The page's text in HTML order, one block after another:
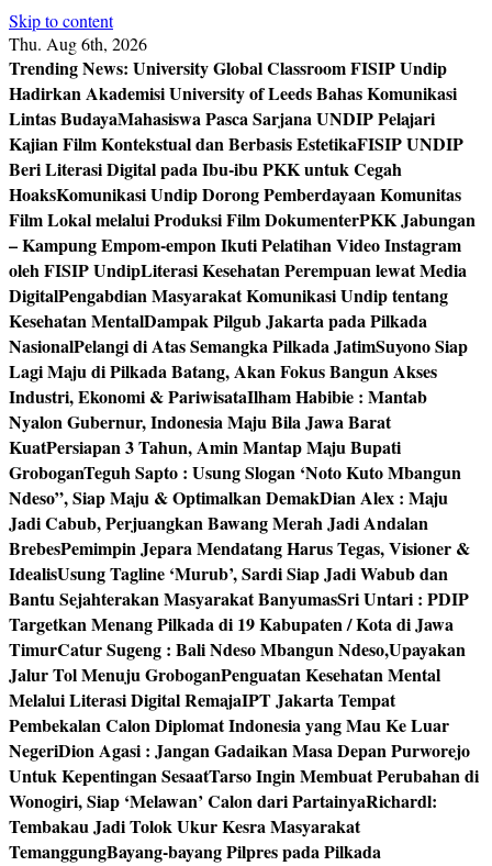
Skip to content
Thu. Aug 6th, 2026
Trending News: University Global Classroom FISIP Undip
Hadirkan Akademisi University of Leeds Bahas Komunikasi
Lintas BudayaMahasiswa Pasca Sarjana UNDIP Pelajari
Kajian Film Kontekstual dan Berbasis EstetikaFISIP UNDIP
Beri Literasi Digital pada Ibu-ibu PKK untuk Cegah
HoaksKomunikasi Undip Dorong Pemberdayaan Komunitas
Film Lokal melalui Produksi Film DokumenterPKK Jabungan
– Kampung Empom-empon Ikuti Pelatihan Video Instagram
oleh FISIP UndipLiterasi Kesehatan Perempuan lewat Media
DigitalPengabdian Masyarakat Komunikasi Undip tentang
Kesehatan MentalDampak Pilgub Jakarta pada Pilkada
NasionalPelangi di Atas Semangka Pilkada JatimSuyono Siap
Lagi Maju di Pilkada Batang, Akan Fokus Bangun Akses
Industri, Ekonomi & PariwisataIlham Habibie : Mantab
Nyalon Gubernur, Indonesia Maju Bila Jawa Barat
KuatPersiapan 3 Tahun, Amin Mantap Maju Bupati
GroboganTeguh Sapto : Usung Slogan ‘Noto Kuto Mbangun
Ndeso”, Siap Maju & Optimalkan DemakDian Alex : Maju
Jadi Cabub, Perjuangkan Bawang Merah Jadi Andalan
BrebesPemimpin Jepara Mendatang Harus Tegas, Visioner &
IdealisUsung Tagline ‘Murub’, Sardi Siap Jadi Wabub dan
Bantu Sejahterakan Masyarakat BanyumasSri Untari : PDIP
Targetkan Menang Pilkada di 19 Kabupaten / Kota di Jawa
TimurCatur Sugeng : Bali Ndeso Mbangun Ndeso,Upayakan
Jalur Tol Menuju GroboganPenguatan Kesehatan Mental
Melalui Literasi Digital RemajaIPT Jakarta Tempat
Pembekalan Calon Diplomat Indonesia yang Mau Ke Luar
NegeriDion Agasi : Jangan Gadaikan Masa Depan Purworejo
Untuk Kepentingan SesaatTarso Ingin Membuat Perubahan di
Wonogiri, Siap ‘Melawan’ Calon dari PartainyaRichardl:
Tembakau Jadi Tolok Ukur Kesra Masyarakat
TemanggungBayang-bayang Pilpres pada Pilkada